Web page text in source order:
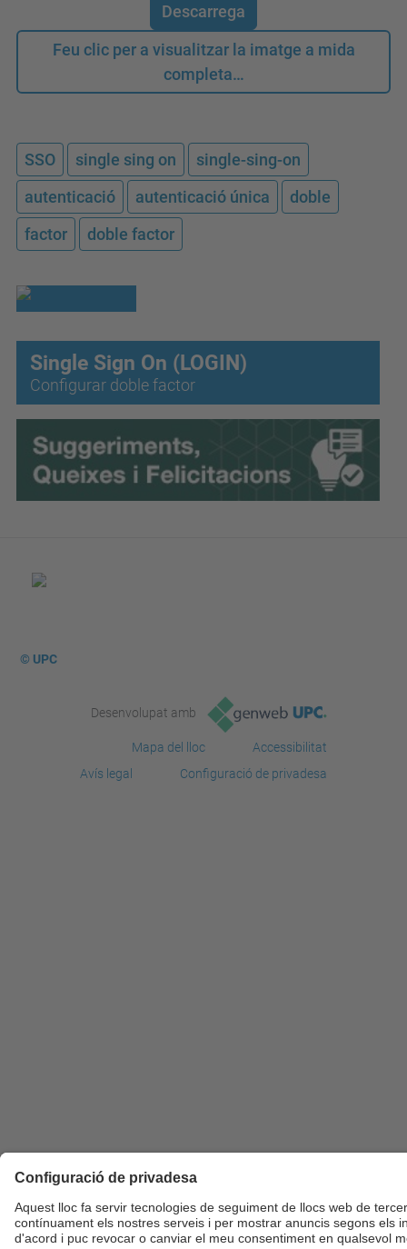
Descarrega
Feu clic per a visualitzar la imatge a mida
completa…
SSO single sing on
single-sing-on
autenticació
autenticació única
doble
factor
doble factor
Single Sign On (LOGIN)
Configurar doble factor
© UPC
Desenvolupat amb
Mapa del lloc
Accessibilitat
Avís legal
Configuració de privadesa